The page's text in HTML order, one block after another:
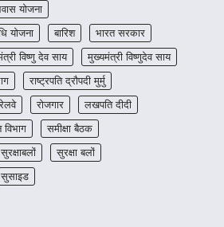
योजना
योजना
बारिश
भारत सरकार
विष्णु देव साय
मुख्यमंत्री विष्णुदेव साय
राष्ट्रपति द्रौपदी मुर्मु
रेलवे रोजगार
लखपति दीदी
विभाग
समीक्षा बैठक
सुरक्षाबलों
सुरक्षा बलों
सुसाइड